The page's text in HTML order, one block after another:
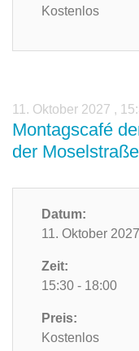
Kostenlos
11. Oktober 2027 ,
Montagscafé
der
Datum:
11. Oktober 2027
Zeit:
15:30 - 18:00
Preis:
Kostenlos